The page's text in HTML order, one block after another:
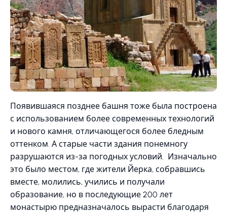
Появившаяся позднее башня тоже была построена
с использованием более современных технологий
и нового камня, отличающегося более бледным
оттенком. А старые части здания понемногу
разрушаются из-за погодных условий. Изначально
это было местом, где жители Йерка, собравшись
вместе, молились, учились и получали
образование, но в последующие 200 лет
монастырю предназначалось вырасти благодаря